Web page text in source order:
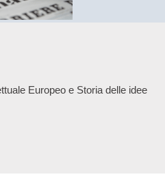
Europeo e Storia delle idee